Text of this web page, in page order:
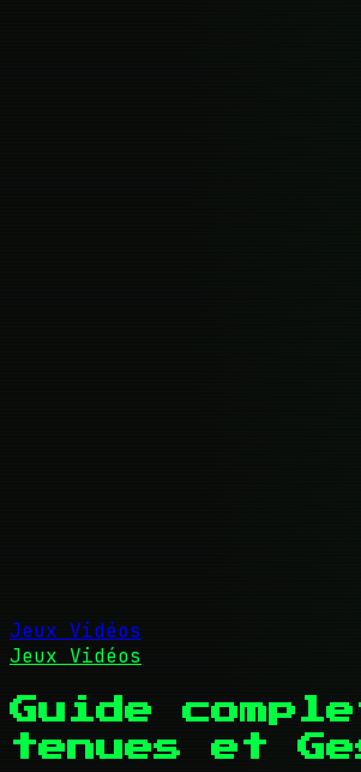
Jeux Vidéos
Jeux Vidéos
Guide
tenues et